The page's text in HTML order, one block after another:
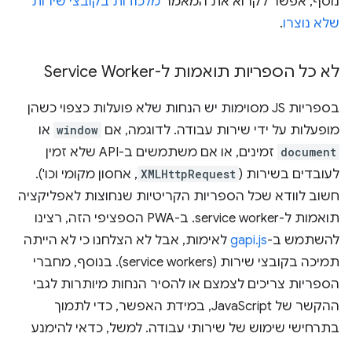
שלא נוצרו.
לא כל הספריות תואמות ל-Service Worker
בספריות JS מסוימות יש הנחות שלא פועלות כצפוי כשהן
מופעלות על ידי שירות עבודה. לדוגמה, אם window או
document
זמינים, או אם משתמשים ב-API שלא זמין
לעובדים בשירות ( XMLHttpRequest , אחסון מקומי וכו').
חשוב לוודא שכל הספריות הקריטיות שנחוצות לאפליקציה
תואמות ל-service worker. ב-PWA הספציפי הזה, רצינו
להשתמש ב-gapi.js לאימות, אבל לא הצלחנו כי לא הייתה
תמיכה בקובצי שירות (service workers). בנוסף, מחברי
הספריות צריכים לצמצם או להסיר הנחות מיותרות לגבי
ההקשר של JavaScript, במידת האפשר, כדי לתמוך
בתרחישי שימוש של שירותי עבודה. למשל, כדאי להימנע